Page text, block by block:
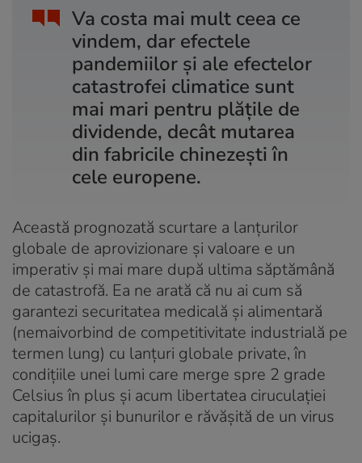
Va costa mai mult ceea ce
vindem, dar efectele
pandemiilor și ale efectelor
catastrofei climatice sunt
mai mari pentru plățile de
dividende, decât mutarea
din fabricile chinezești în
cele europene.
Această prognozată scurtare a lanțurilor
globale de aprovizionare și valoare e un
imperativ și mai mare după ultima săptămână
de catastrofă. Ea ne arată că nu ai cum să
garantezi securitatea medicală și alimentară
(nemaivorbind de competitivitate industrială pe
termen lung) cu lanțuri globale private, în
condițiile unei lumi care merge spre 2 grade
Celsius în plus și acum libertatea ciruculației
capitalurilor și bunurilor e răvășită de un virus
ucigaș.